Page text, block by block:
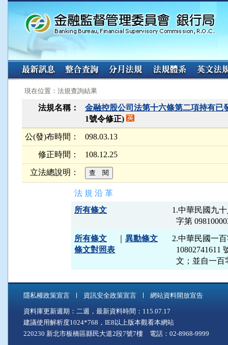
:::
現在位置：法規查詢結果
法規名稱：
金融控股公司法第十六條第二項持有已
1號令修正)
公(發)布時間： 098.03.13
修正時間： 108.12.25
立法總說明：
法 規 沿 革
所有條文
1.中華民國九
所有條文
異動條文
條文對照表
2.中華民國一
10802741611
文；並自一
隱私權政策宣言 資訊安全政策宣言 網站資料開放宣告
資料庫更新週期：二週，最新資料時間：115.07.17
建議使用解析度1024*768，IE8以上版本觀看本網站
220230 新北市板橋區縣民大道2段7號7樓 電話：02-8968-9999